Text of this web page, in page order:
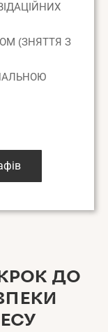
(ЗНЯТТЯ З
ДО